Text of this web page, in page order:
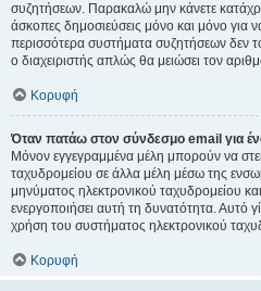
συζητήσεων. Παρακαλώ μην κάνετε
άσκοπες δημοσιεύσεις μόνο και μόνο για
περισσότερα συστήματα συζητήσεων δεν
ο διαχειριστής απλώς θα μειώσει τον
Κορυφή
Όταν πατάω στον σύνδεσμο email για
Μόνον εγγεγραμμένα μέλη μπορούν να
ταχυδρομείου σε άλλα μέλη μέσω της
μηνύματος ηλεκτρονικού ταχυδρομείου
ενεργοποιήσει αυτή τη δυνατότητα. Αυτό
χρήση του συστήματος ηλεκτρονικού
Κορυφή